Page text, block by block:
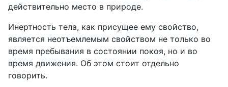
действительно место в природе.
Инертность тела, как присущее ему свойство,
является неотъемлемым свойством не только во
время пребывания в состоянии покоя, но и во
время движения. Об этом стоит отдельно
говорить.